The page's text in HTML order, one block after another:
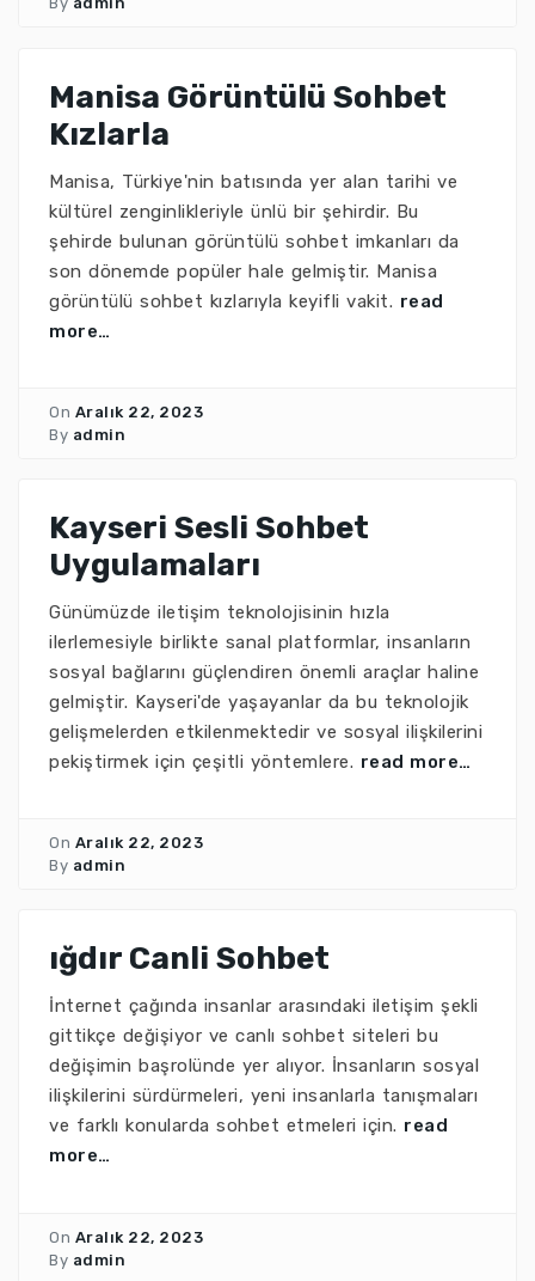
Manisa Görüntülü Sohbet
Kızlarla
Manisa, Türkiye'nin batısında yer alan tarihi ve
kültürel zenginlikleriyle ünlü bir şehirdir. Bu
şehirde bulunan görüntülü sohbet imkanları da
son dönemde popüler hale gelmiştir. Manisa
görüntülü sohbet kızlarıyla keyifli vakit. read
more…
On Aralık 22, 2023
By admin
Kayseri Sesli Sohbet
Uygulamaları
Günümüzde iletişim teknolojisinin hızla
ilerlemesiyle birlikte sanal platformlar, insanların
sosyal bağlarını güçlendiren önemli araçlar haline
gelmiştir. Kayseri'de yaşayanlar da bu teknolojik
gelişmelerden etkilenmektedir ve sosyal ilişkilerini
pekiştirmek için çeşitli yöntemlere. read more…
On Aralık 22, 2023
By admin
ığdır Canli Sohbet
İnternet çağında insanlar arasındaki iletişim şekli
gittikçe değişiyor ve canlı sohbet siteleri bu
değişimin başrolünde yer alıyor. İnsanların sosyal
ilişkilerini sürdürmeleri, yeni insanlarla tanışmaları
ve farklı konularda sohbet etmeleri için. read
more…
On Aralık 22, 2023
By admin